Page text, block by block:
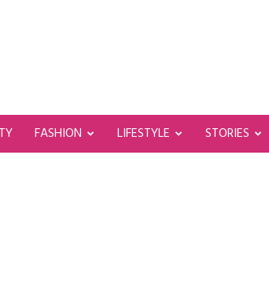
FASHION LIFESTYLE STORIES